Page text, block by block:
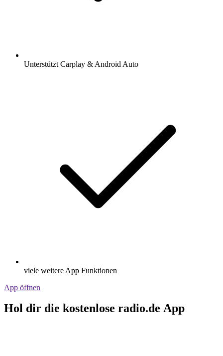
Unterstützt Carplay & Android Auto
viele weitere App Funktionen
App öffnen
Hol dir die kostenlose radio.de App